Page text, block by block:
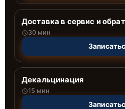
Доставка в сервис и
30 мин
Декальцинация
15 мин